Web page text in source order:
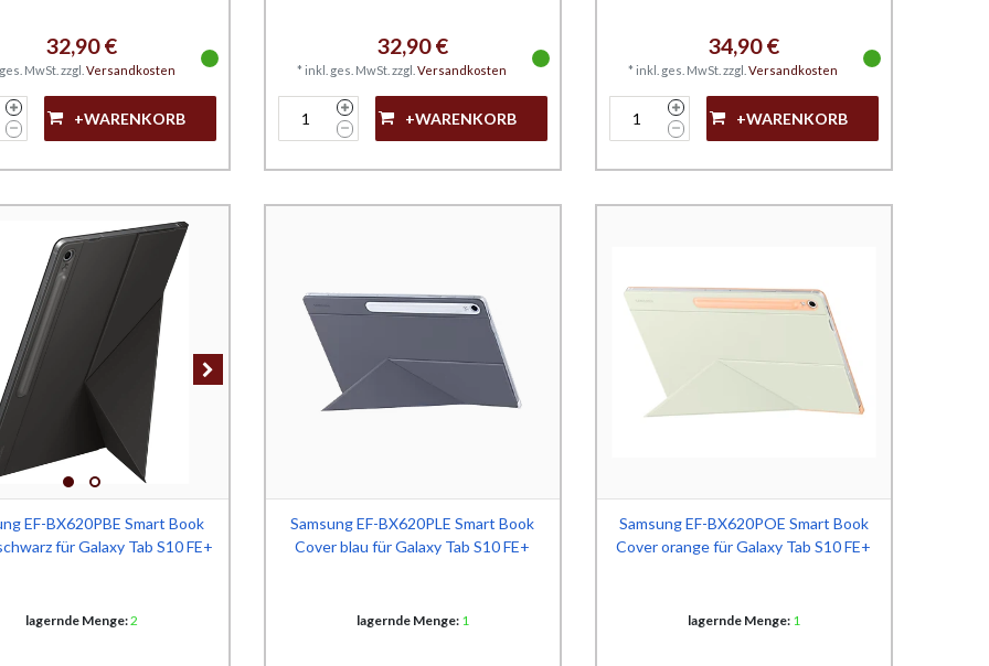
32,90 €
MwSt. zzgl. Versandkosten
+WARENKORB
32,90 €
* inkl. ges. MwSt. zzgl. Versandkosten
+WARENKORB
34,90 €
* inkl. ges. MwSt. zzgl. Versandkosten
+WARENKORB
EF-BX620PBE Smart Book
für Galaxy Tab S10 FE+
lagernde Menge:2
Samsung EF-BX620PLE Smart Book
Cover blau für Galaxy Tab S10 FE+
lagernde Menge: 1
Samsung EF-BX620POE Smart Book
Cover orange für Galaxy Tab S10 FE+
lagernde Menge: 1